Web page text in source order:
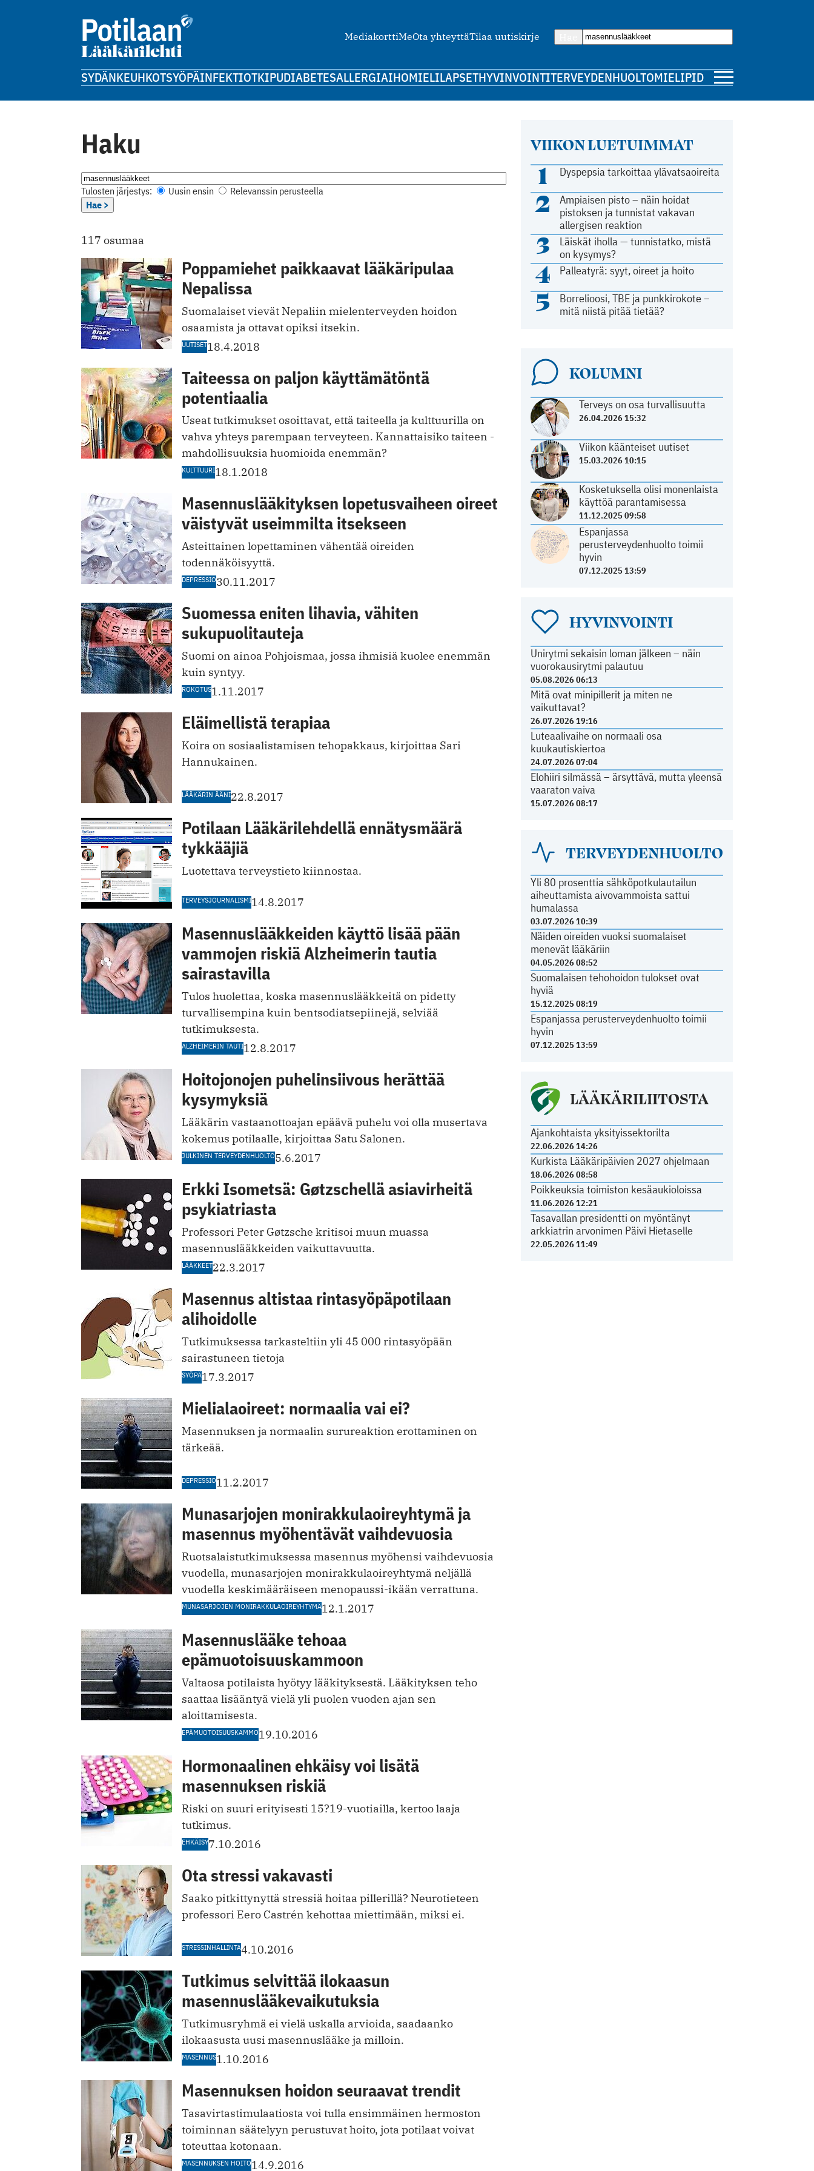
MediakorttiMeOta yhteyttäTilaa uutiskirje
SYDÄNKEUHKOTSYÖPÄINFEKTIOTKIPUDIABETESALLERGIAIHOMIELILAPSETHYVINVOINTITERVEYDENHUOLTOMIELIPIDE
Haku
Tulosten järjestys: Uusin ensin
Relevanssin perusteella
Hae >
117 osumaa
Poppamiehet paikkaavat lääkäripulaa
Nepalissa
Suomalaiset vievät Nepaliin mielenterveyden hoidon
osaamista ja ottavat opiksi itsekin.
UUTISET18.4.2018
Taiteessa on paljon käyttämätöntä
potentiaalia
Useat tutkimukset osoittavat, että taiteella ja kulttuurilla on
vahva yhteys parempaan terveyteen. Kannattaisiko taiteen ­
mahdollisuuksia huomioida enemmän?
KULTTUURI18.1.2018
Masennuslääkityksen lopetusvaiheen oireet
väistyvät useimmilta itsekseen
Asteittainen lopettaminen vähentää oireiden
todennäköisyyttä.
DEPRESSIO30.11.2017
Suomessa eniten lihavia, vähiten
sukupuolitauteja
Suomi on ainoa Pohjoismaa, jossa ihmisiä kuolee enemmän
kuin syntyy.
ROKOTUS1.11.2017
Eläimellistä terapiaa
Koira on sosiaalistamisen tehopakkaus, kirjoittaa Sari
Hannukainen.
LÄÄKÄRIN ÄÄNI22.8.2017
Potilaan Lääkärilehdellä ennätysmäärä
tykkääjiä
Luotettava terveystieto kiinnostaa.
TERVEYSJOURNALISMI14.8.2017
Masennuslääkkeiden käyttö lisää pään
vammojen riskiä Alzheimerin tautia
sairastavilla
Tulos huolettaa, koska masennuslääkkeitä on pidetty
turvallisempina kuin bentsodiatsepiinejä, selviää
tutkimuksesta.
ALZHEIMERIN TAUTI12.8.2017
Hoitojonojen puhelinsiivous herättää
kysymyksiä
Lääkärin vastaanottoajan epäävä puhelu voi olla musertava
kokemus potilaalle, kirjoittaa Satu Salonen.
JULKINEN TERVEYDENHUOLTO5.6.2017
Erkki Isometsä: Gøtzschellä asiavirheitä
psykiatriasta
Professori Peter Gøtzsche kritisoi muun muassa
masennuslääkkeiden vaikuttavuutta.
LÄÄKKEET22.3.2017
Masennus altistaa rintasyöpäpotilaan
alihoidolle
Tutkimuksessa tarkasteltiin yli 45 000 rintasyöpään
sairastuneen tietoja
SYÖPÄ17.3.2017
Mielialaoireet: normaalia vai ei?
Masennuksen ja normaalin surureaktion erottaminen on
tärkeää.
DEPRESSIO11.2.2017
Munasarjojen monirakkulaoireyhtymä ja
masennus myöhentävät vaihdevuosia
Ruotsalaistutkimuksessa masennus myöhensi vaihdevuosia
vuodella, munasarjojen monirakkulaoireyhtymä neljällä
vuodella keskimääräiseen menopaussi-ikään verrattuna.
MUNASARJOJEN MONIRAKKULAOIREYHTYMÄ12.1.2017
Masennuslääke tehoaa
epämuotoisuuskammoon
Valtaosa potilaista hyötyy lääkityksestä. Lääkityksen teho
saattaa lisääntyä vielä yli puolen vuoden ajan sen
aloittamisesta.
EPÄMUOTOISUUSKAMMO19.10.2016
Hormonaalinen ehkäisy voi lisätä
masennuksen riskiä
Riski on suuri erityisesti 15?19-vuotiailla, kertoo laaja
tutkimus.
EHKÄISY7.10.2016
Ota stressi vakavasti
Saako pitkittynyttä stressiä hoitaa pillerillä? Neurotieteen
professori Eero Castrén kehottaa miettimään, miksi ei.
STRESSINHALLINTA4.10.2016
Tutkimus selvittää ilokaasun
masennuslääkevaikutuksia
Tutkimusryhmä ei vielä uskalla arvioida, saadaanko
ilokaasusta uusi masennuslääke ja milloin.
MASENNUS1.10.2016
Masennuksen hoidon seuraavat trendit
Tasavirtastimulaatiosta voi tulla ensimmäinen hermoston
toiminnan säätelyyn perustuvat hoito, jota potilaat voivat
toteuttaa kotonaan.
MASENNUKSEN HOITO14.9.2016
VIIKON LUETUIMMAT
1 Dyspepsia tarkoittaa ylävatsaoireita
2
Ampiaisen pisto – näin hoidat
pistoksen ja tunnistat vakavan
allergisen reaktion
3
Läiskät iholla — tunnistatko, mistä
on kysymys?
4 Palleatyrä: syyt, oireet ja hoito
5
Borrelioosi, TBE ja punkkirokote –
mitä niistä pitää tietää?
KOLUMNI
Terveys on osa turvallisuutta
26.04.2026 15:32
Viikon käänteiset uutiset
15.03.2026 10:15
Kosketuksella olisi monenlaista
käyttöä parantamisessa
11.12.2025 09:58
Espanjassa
perusterveydenhuolto toimii
hyvin
07.12.2025 13:59
HYVINVOINTI
Unirytmi sekaisin loman jälkeen – näin
vuorokausirytmi palautuu
05.08.2026 06:13
Mitä ovat minipillerit ja miten ne
vaikuttavat?
26.07.2026 19:16
Luteaalivaihe on normaali osa
kuukautiskiertoa
24.07.2026 07:04
Elohiiri silmässä – ärsyttävä, mutta yleensä
vaaraton vaiva
15.07.2026 08:17
TERVEYDENHUOLTO
Yli 80 prosenttia sähköpotkulautailun
aiheuttamista aivovammoista sattui
humalassa
03.07.2026 10:39
Näiden oireiden vuoksi suomalaiset
menevät lääkäriin
04.05.2026 08:52
Suomalaisen tehohoidon tulokset ovat
hyviä
15.12.2025 08:19
Espanjassa perusterveydenhuolto toimii
hyvin
07.12.2025 13:59
LÄÄKÄRILIITOSTA
Ajankohtaista yksityissektorilta
22.06.2026 14:26
Kurkista Lääkäripäivien 2027 ohjelmaan
18.06.2026 08:58
Poikkeuksia toimiston kesäaukioloissa
11.06.2026 12:21
Tasavallan presidentti on myöntänyt
arkkiatrin arvonimen Päivi Hietaselle
22.05.2026 11:49